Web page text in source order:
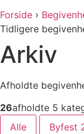
Forside ›
Tidligere
Arkiv
Afholdte
26afholdte 5
Alle
Byfest